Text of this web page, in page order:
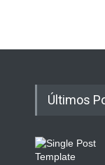
Últimos